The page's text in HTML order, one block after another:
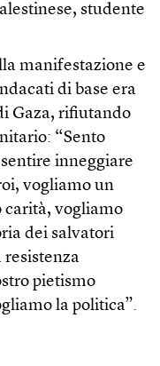
studente
manifestazione e
di base era
Gaza, rifiutando
“Sento
inneggiare
vogliamo un
carità, vogliamo
dei salvatori
resistenza
pietismo
la politica”.